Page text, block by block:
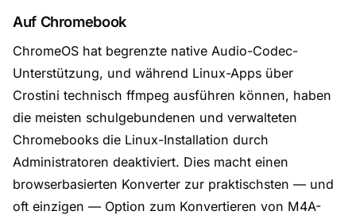
Auf Chromebook
ChromeOS hat begrenzte native Audio-Codec-
Unterstützung, und während Linux-Apps über
Crostini technisch ffmpeg ausführen können, haben
die meisten schulgebundenen und verwalteten
Chromebooks die Linux-Installation durch
Administratoren deaktiviert. Dies macht einen
browserbasierten Konverter zur praktischsten — und
oft einzigen — Option zum Konvertieren von M4A-